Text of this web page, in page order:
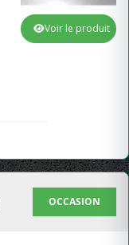
Voir le produit
OCCASION